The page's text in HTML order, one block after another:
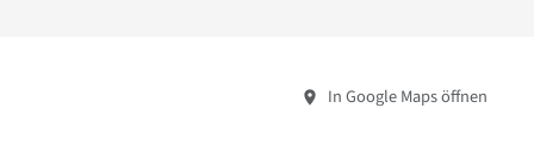
In Google Maps öffnen